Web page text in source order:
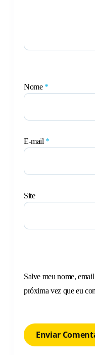
Nome *
E-mail *
Site
Salve meu nome,
próxima vez que eu